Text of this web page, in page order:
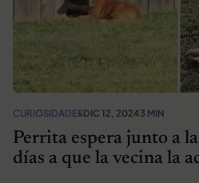
CURIOSIDADESDIC 12, 20243 MIN
Perrita espera junto a
días a que la vecina la